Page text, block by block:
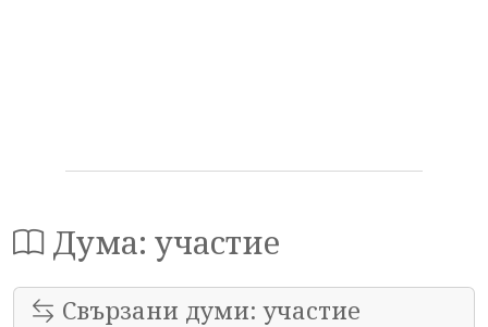
Дума: участие
Свързани думи: участие